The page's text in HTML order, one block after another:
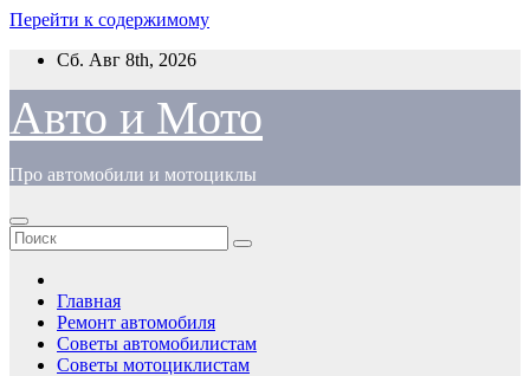
Перейти к содержимому
Сб. Авг 8th, 2026
Авто и Мото
Про автомобили и мотоциклы
Главная
Ремонт автомобиля
Советы автомобилистам
Советы мотоциклистам